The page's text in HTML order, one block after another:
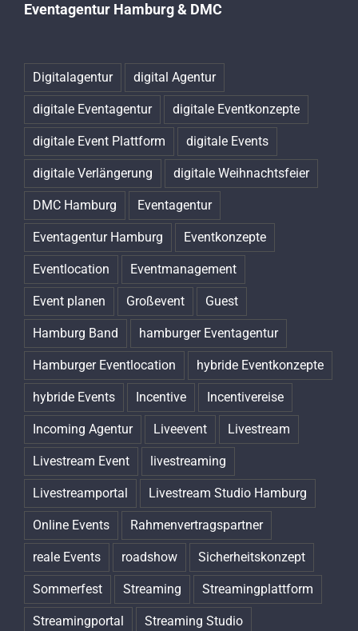
Eventagentur Hamburg & DMC
Digitalagentur digital Agentur
digitale Eventagentur digitale Eventkonzepte
digitale Event Plattform digitale Events
digitale Verlängerung digitale Weihnachtsfeier
DMC Hamburg Eventagentur
Eventagentur Hamburg Eventkonzepte
Eventlocation Eventmanagement
Event planen Großevent Guest
Hamburg Band hamburger Eventagentur
Hamburger Eventlocation hybride Eventkonzepte
hybride Events Incentive Incentivereise
Incoming Agentur Liveevent Livestream
Livestream Event livestreaming
Livestreamportal Livestream Studio Hamburg
Online Events Rahmenvertragspartner
reale Events roadshow Sicherheitskonzept
Sommerfest Streaming Streamingplattform
Streamingportal Streaming Studio